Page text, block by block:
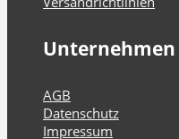
Unternehmen
AGB
Datenschutz
Impressum